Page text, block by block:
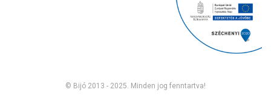
© Bijó 2013 - 2025. Minden jog fenntartva!